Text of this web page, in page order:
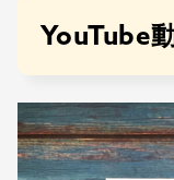
YouTube